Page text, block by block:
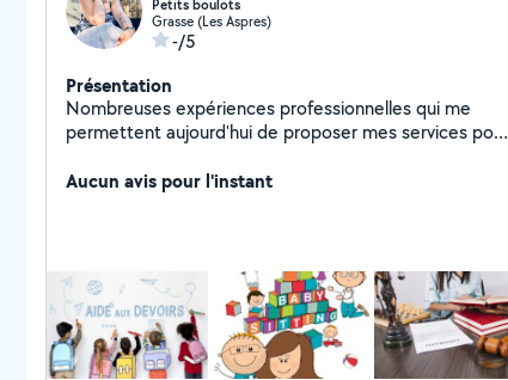
Petits boulots
Grasse (Les Aspres)
-/5
Présentation
Nombreuses expériences professionnelles qui me
permettent aujourd'hui de proposer mes services pour
aux devoirs ) etc sur Grasse et ses alentours. Je viens
Aucun avis pour l'instant